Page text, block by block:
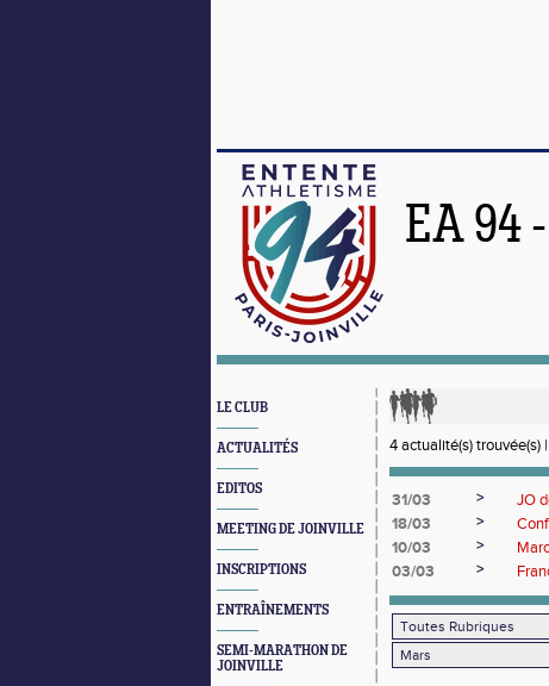
EA 94
LE CLUB
ACTUALITÉS
EDITOS
MEETING DE JOINVILLE
INSCRIPTIONS
ENTRAÎNEMENTS
SEMI-MARATHON DE
JOINVILLE
4 actualité(s) trouvée(s) |
31/03 >
JO
18/03
>
10/03
>
03/03
>